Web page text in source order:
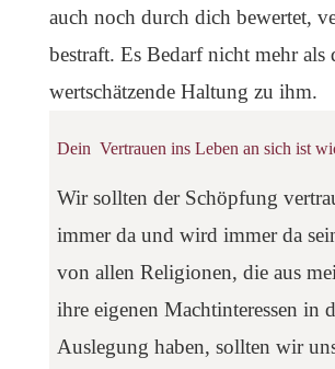
auch noch durch dich bewertet,
bestraft. Es Bedarf nicht mehr als
wertschätzende Haltung zu ihm.
Dein Vertrauen ins Leben an sich ist
Wir sollten der Schöpfung
immer da und wird immer da
von allen Religionen, die aus
ihre eigenen Machtinteressen in
Auslegung haben, sollten wir